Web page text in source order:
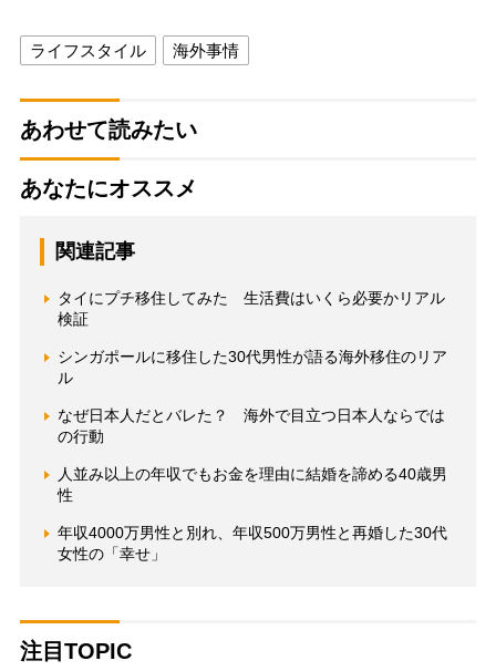
ライフスタイル 海外事情
あわせて読みたい
あなたにオススメ
関連記事
タイにプチ移住してみた 生活費はいくら必要かリアル
検証
シンガポールに移住した30代男性が語る海外移住のリア
ル
なぜ日本人だとバレた？ 海外で目立つ日本人ならでは
の行動
人並み以上の年収でもお金を理由に結婚を諦める40歳男
性
年収4000万男性と別れ、年収500万男性と再婚した30代
女性の「幸せ」
注目TOPIC